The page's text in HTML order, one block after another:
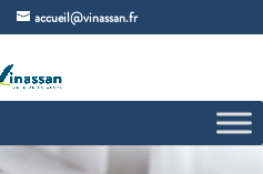
accueil@vinassan.fr